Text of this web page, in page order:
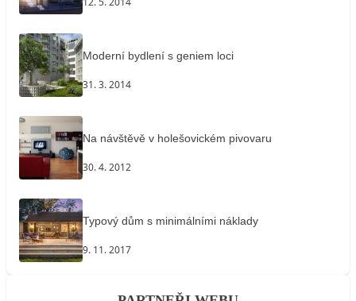
Moderní bydlení s geniem loci
31. 3. 2014
Na návštěvě v holešovickém pivovaru
30. 4. 2012
Typový dům s minimálními náklady
9. 11. 2017